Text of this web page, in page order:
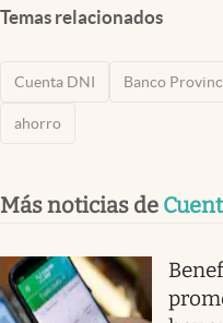
Temas relacionados
Cuenta DNI Banco
ahorro
Más noticias de